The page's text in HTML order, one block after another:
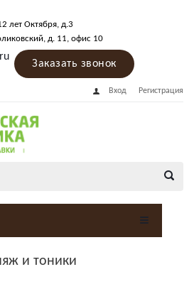
лет Октября, д.3
д. 11, офис 10
Заказать звонок
Вход Регистрация
и тоники